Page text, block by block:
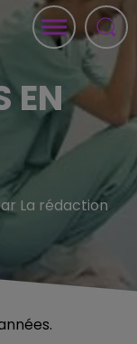
EN
La rédaction